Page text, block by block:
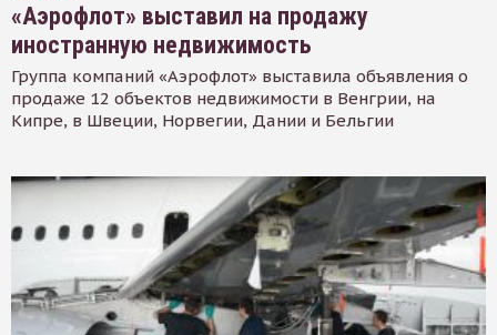
«Аэрофлот» выставил на продажу
иностранную недвижимость
Группа компаний «Аэрофлот» выставила объявления о
продаже 12 объектов недвижимости в Венгрии, на
Кипре, в Швеции, Норвегии, Дании и Бельгии